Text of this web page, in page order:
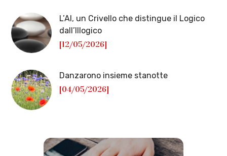
L’AI, un Crivello che distingue il Logico
dall’Illogico
[12/05/2026]
Danzarono insieme stanotte
[04/05/2026]